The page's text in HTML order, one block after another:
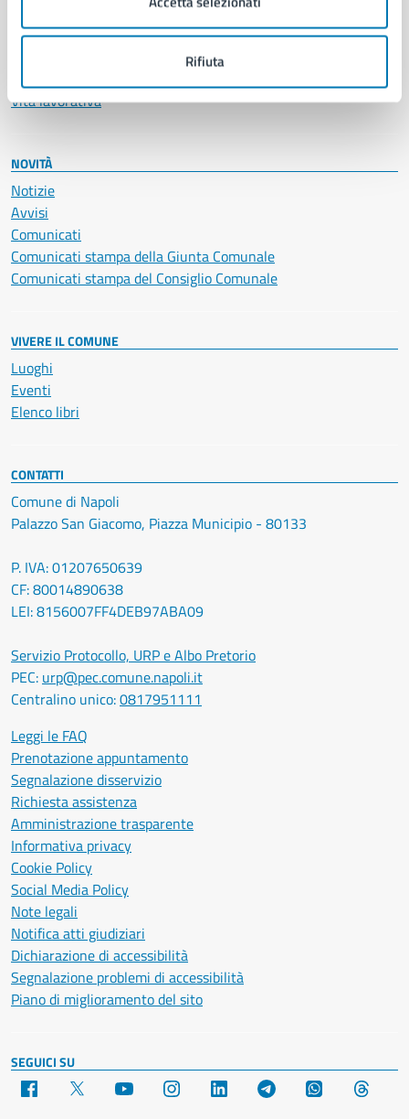
Rifiuta
Giustizia e sicurezza pubblica
Imprese e commercio
Salute, benessere e assistenza
Vita lavorativa
NOVITÀ
Notizie
Avvisi
Comunicati
Comunicati stampa della Giunta Comunale
Comunicati stampa del Consiglio Comunale
VIVERE IL COMUNE
Luoghi
Eventi
Elenco libri
CONTATTI
Comune di Napoli
Palazzo San Giacomo, Piazza Municipio - 80133
P. IVA: 01207650639
CF: 80014890638
LEI: 8156007FF4DEB97ABA09
Servizio Protocollo, URP e Albo Pretorio
PEC: urp@pec.comune.napoli.it
Centralino unico:0817951111
Leggi le FAQ
Prenotazione appuntamento
Segnalazione disservizio
Richiesta assistenza
Amministrazione trasparente
Informativa privacy
Cookie Policy
Social Media Policy
Note legali
Notifica atti giudiziari
Dichiarazione di accessibilità
Segnalazione problemi di accessibilità
Piano di miglioramento del sito
SEGUICI SU
Facebook YouTube Instagram LinkedIn Telegram WhatsApp